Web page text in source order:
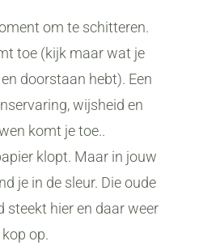
om te schitteren.
toe (kijk maar wat je
doorstaan hebt). Een
wijsheid en
komt je toe..
klopt. Maar in jouw
je in de sleur. Die oude
steekt hier en daar weer
kop op.